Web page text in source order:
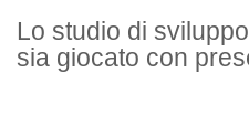
Lo studio di
sia giocato con